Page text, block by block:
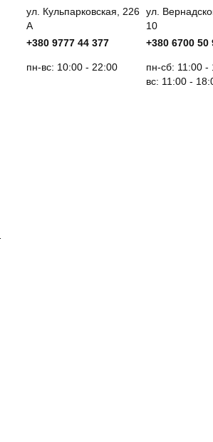
ул. Кульпарковская, 226
А
+380 9777 44 377
пн-вс: 10:00 - 22:00
ул.
10
+380 6700 50
пн-сб: 11:00 -
вс: 11:00 -